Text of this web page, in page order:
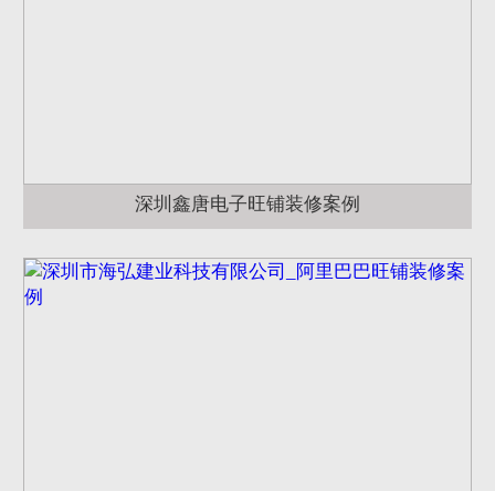
深圳鑫唐电子旺铺装修案例